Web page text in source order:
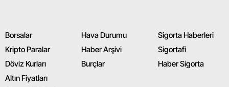
Borsalar
Kripto Paralar
Döviz Kurları
Altın Fiyatları
Hava Durumu
Haber Arşivi
Burçlar
Sigorta Haberleri
Sigortafi
Haber Sigorta